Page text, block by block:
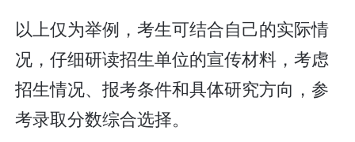
以上仅为举例，考生可结合自己的实际情
况，仔细研读招生单位的宣传材料，考虑
招生情况、报考条件和具体研究方向，参
考录取分数综合选择。